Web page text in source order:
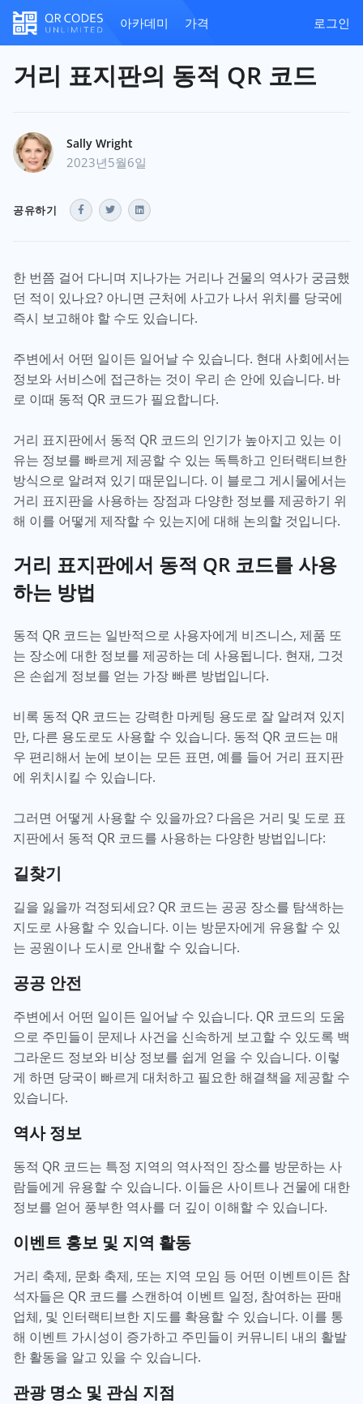
아카데미 가격 로그인
거리 표지판의 동적 QR 코드
Sally Wright
2023년5월6일
공유하기
한 번쯤 걸어 다니며 지나가는 거리나 건물의 역사가 궁금했
던 적이 있나요? 아니면 근처에 사고가 나서 위치를 당국에
즉시 보고해야 할 수도 있습니다.
주변에서 어떤 일이든 일어날 수 있습니다. 현대 사회에서는
정보와 서비스에 접근하는 것이 우리 손 안에 있습니다. 바
로 이때 동적 QR 코드가 필요합니다.
거리 표지판에서 동적 QR 코드의 인기가 높아지고 있는 이
유는 정보를 빠르게 제공할 수 있는 독특하고 인터랙티브한
방식으로 알려져 있기 때문입니다. 이 블로그 게시물에서는
거리 표지판을 사용하는 장점과 다양한 정보를 제공하기 위
해 이를 어떻게 제작할 수 있는지에 대해 논의할 것입니다.
거리 표지판에서 동적 QR 코드를 사용
하는 방법
동적 QR 코드는 일반적으로 사용자에게 비즈니스, 제품 또
는 장소에 대한 정보를 제공하는 데 사용됩니다. 현재, 그것
은 손쉽게 정보를 얻는 가장 빠른 방법입니다.
비록 동적 QR 코드는 강력한 마케팅 용도로 잘 알려져 있지
만, 다른 용도로도 사용할 수 있습니다. 동적 QR 코드는 매
우 편리해서 눈에 보이는 모든 표면, 예를 들어 거리 표지판
에 위치시킬 수 있습니다.
그러면 어떻게 사용할 수 있을까요? 다음은 거리 및 도로 표
지판에서 동적 QR 코드를 사용하는 다양한 방법입니다:
길찾기
길을 잃을까 걱정되세요? QR 코드는 공공 장소를 탐색하는
지도로 사용할 수 있습니다. 이는 방문자에게 유용할 수 있
는 공원이나 도시로 안내할 수 있습니다.
공공 안전
주변에서 어떤 일이든 일어날 수 있습니다. QR 코드의 도움
으로 주민들이 문제나 사건을 신속하게 보고할 수 있도록 백
그라운드 정보와 비상 정보를 쉽게 얻을 수 있습니다. 이렇
게 하면 당국이 빠르게 대처하고 필요한 해결책을 제공할 수
있습니다.
역사 정보
동적 QR 코드는 특정 지역의 역사적인 장소를 방문하는 사
람들에게 유용할 수 있습니다. 이들은 사이트나 건물에 대한
정보를 얻어 풍부한 역사를 더 깊이 이해할 수 있습니다.
이벤트 홍보 및 지역 활동
거리 축제, 문화 축제, 또는 지역 모임 등 어떤 이벤트이든 참
석자들은 QR 코드를 스캔하여 이벤트 일정, 참여하는 판매
업체, 및 인터랙티브한 지도를 확용할 수 있습니다. 이를 통
해 이벤트 가시성이 증가하고 주민들이 커뮤니티 내의 활발
한 활동을 알고 있을 수 있습니다.
관광 명소 및 관심 지점